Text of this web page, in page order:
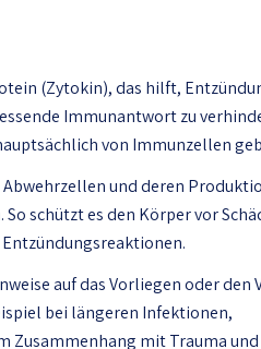
(Zytokin), das hilft,
Immunantwort zu
von Immunzellen
und deren
schützt es den Körper vor
auf das Vorliegen oder den
bei längeren Infektionen,
mit Trauma und